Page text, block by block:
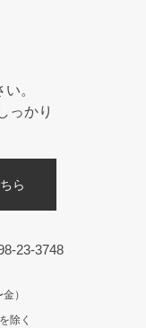
。
っかり
ら
23-3748
）
除く